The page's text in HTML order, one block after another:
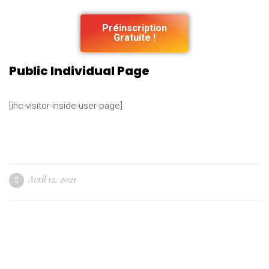
Préinscription
Gratuite !
Public Individual Page
[ihc-visitor-inside-user-page]
Avril 12, 2021